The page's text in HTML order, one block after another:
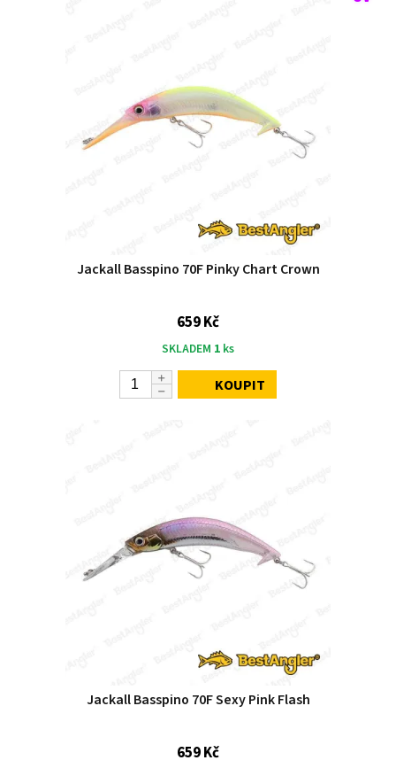
Jackall Basspino 70F Pinky Chart Crown
659 Kč
SKLADEM 1 ks
KOUPIT
Jackall Basspino 70F Sexy Pink Flash
659 Kč